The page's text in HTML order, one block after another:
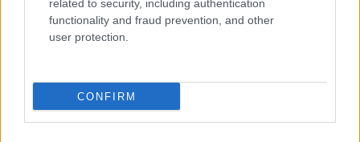
related to security, including authentication
functionality and fraud prevention, and other
user protection.
CONFIRM